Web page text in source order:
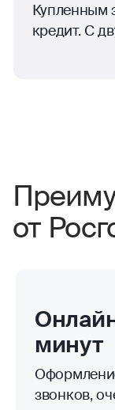
Купленным
кредит. С
от
минут
звонков,